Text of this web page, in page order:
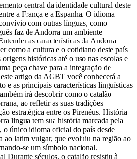
central da identidade cultural deste
a França e a Espanha. O idioma
com outras línguas, como
faz de Andorra um ambiente
as características da Andorra
como a cultura e o cotidiano deste país
históricas até o uso nas escolas e
peça chave para a integração de
artigo da AGBT você conhecerá a
e as principais características linguísticas
irá descobrir como o catalão
ao refletir as suas tradições
estratégica entre os Pirenéus. História
língua tem sua história marcada pela
o único idioma oficial do país desde
ao latim vulgar, que evoluiu na região ao
se um símbolo nacional.
Durante séculos, o catalão resistiu à